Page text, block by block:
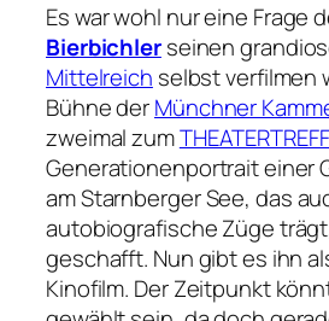
Es war wohl nur eine Frage
Bierbichlerseinen
Mittelreich selbst verfilmen
Bühne derMünchner
zweimal zum
Generationenportrait einer
am Starnberger See, das
autobiografische Züge
geschafft. Nun gibt es ihn
Kinofilm. Der Zeitpunkt